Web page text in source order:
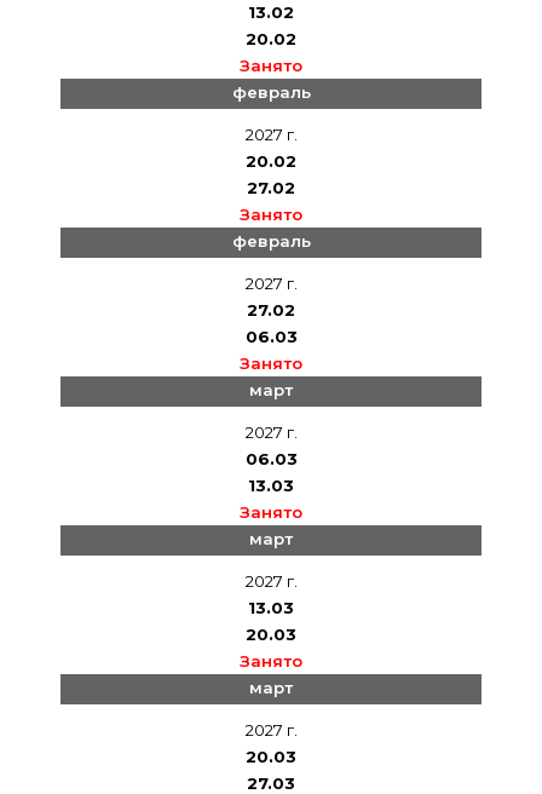
13.02
20.02
Занято
февраль
2027 г.
20.02
27.02
Занято
февраль
2027 г.
27.02
06.03
Занято
март
2027 г.
06.03
13.03
Занято
март
2027 г.
13.03
20.03
Занято
март
2027 г.
20.03
27.03